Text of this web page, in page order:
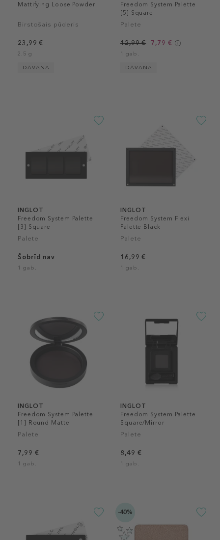
Mattifying Loose Powder
Birstošais pūderis
23,99 €
2.5 g
DĀVANA
Freedom System Palette
[5] Square
Palete
12,99 € 7,79 €
1 gab.
DĀVANA
INGLOT
Freedom System Palette
[3] Square
Palete
Šobrīd nav
1 gab.
INGLOT
Freedom System Flexi
Palette Black
Palete
16,99 €
1 gab.
INGLOT
Freedom System Palette
[1] Round Matte
Palete
7,99 €
1 gab.
INGLOT
Freedom System Palette
Square/Mirror
Palete
8,49 €
1 gab.
-40%